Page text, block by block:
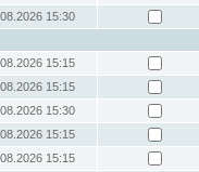
15:30
15:15
15:15
15:30
15:15
15:15